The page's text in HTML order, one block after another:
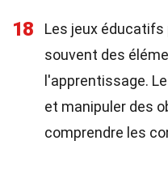
18
Les jeux
souvent des
l'apprentissage.
et manipuler des
comprendre les